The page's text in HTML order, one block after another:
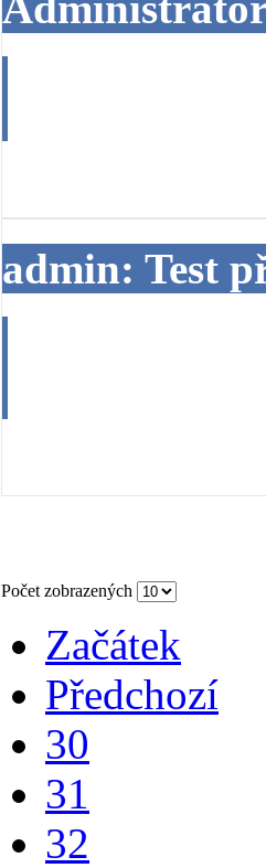
admin: Test
Počet zobrazených
Začátek
Předchozí
30
31
32